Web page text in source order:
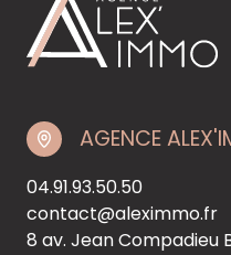
AGENCE
04.91.93.50.50
contact@aleximmo.fr
8 av. Jean Compadieu